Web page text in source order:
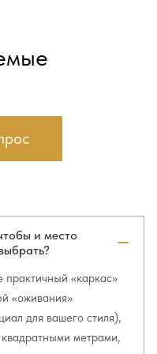
и место
практичный «каркас»
«оживания»
для вашего стиля),
метрами,